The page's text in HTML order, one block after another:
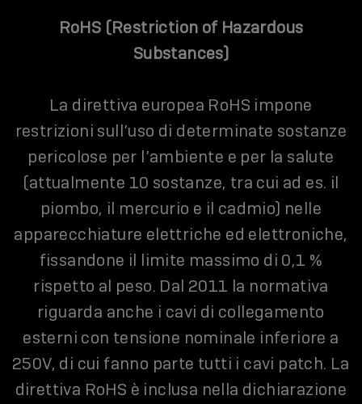
RoHS (Restriction of Hazardous
Substances)
La direttiva europea RoHS impone
restrizioni sull’uso di determinate sostanze
pericolose per l’ambiente e per la salute
(attualmente 10 sostanze, tra cui ad es. il
piombo, il mercurio e il cadmio) nelle
apparecchiature elettriche ed elettroniche,
fissandone il limite massimo di 0,1 %
rispetto al peso. Dal 2011 la normativa
riguarda anche i cavi di collegamento
esterni con tensione nominale inferiore a
250V, di cui fanno parte tutti i cavi patch. La
direttiva RoHS è inclusa nella dichiarazione